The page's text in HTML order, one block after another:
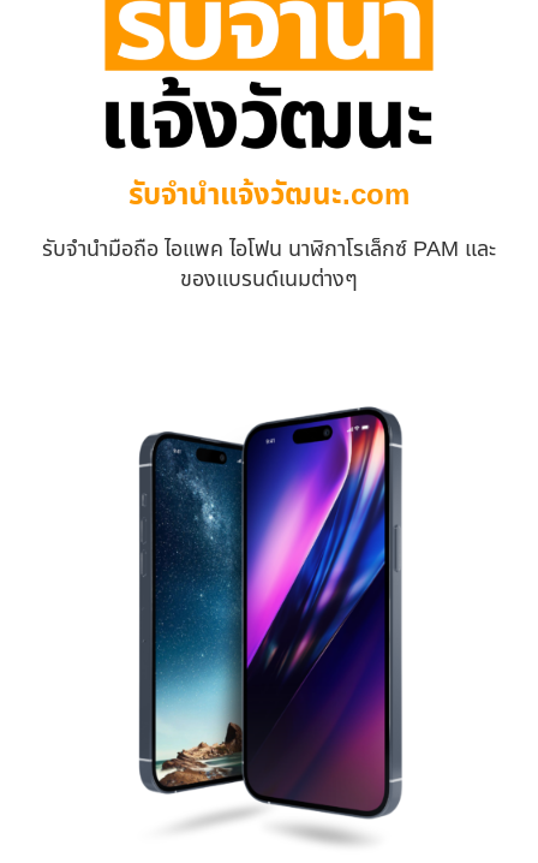
รับจํานําแจ้งวัฒนะ.com
รับจำนำมือถือ ไอแพค ไอโฟน นาฬิกาโรเล็กซ์ PAM และ
ของแบรนด์เนมต่างๆ